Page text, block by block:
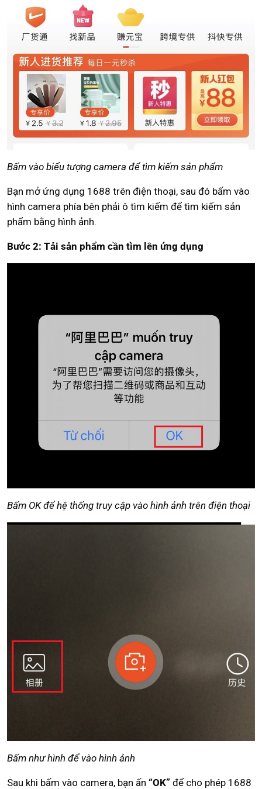
Bấm vào biểu tượng camera để tìm kiếm sản phẩm
Bạn mở ứng dụng 1688 trên điện thoại, sau đó bấm vào
hình camera phía bên phải ô tìm kiếm để tìm kiếm sản
phẩm bằng hình ảnh.
Bước 2: Tải sản phẩm cần tìm lên ứng dụng
Bấm OK để hệ thống truy cập vào hình ảnh trên điện thoại
Bấm như hình để vào hình ảnh
Sau khi bấm vào camera, bạn ấn “OK” để cho phép 1688